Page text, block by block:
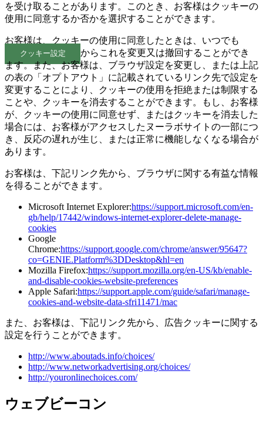
を受け取ることがあります。このとき、お客様はクッキーの
使用に同意するか否かを選択することができます。
お客様は、クッキーの使用に同意したときは、いつでも
クッキー設定
からこれを変更又は撤回することができ
ます。また、お客様は、ブラウザ設定を変更し、または上記
の表の「オプトアウト」に記載されているリンク先で設定を
変更することにより、クッキーの使用を拒絶または制限する
ことや、クッキーを消去することができます。もし、お客様
が、クッキーの使用に同意せず、またはクッキーを消去した
場合には、お客様がアクセスしたヌーラボサイトの一部につ
き、反応の遅れが生じ、または正常に機能しなくなる場合が
あります。
お客様は、下記リンク先から、ブラウザに関する有益な情報
を得ることができます。
Microsoft Internet Explorer:https://support.microsoft.com/en-
gb/help/17442/windows-internet-explorer-delete-manage-
cookies
Google
Chrome:https://support.google.com/chrome/answer/95647?
co=GENIE.Platform%3DDesktop&hl=en
Mozilla Firefox:https://support.mozilla.org/en-US/kb/enable-
and-disable-cookies-website-preferences
Apple Safari:https://support.apple.com/guide/safari/manage-
cookies-and-website-data-sfri11471/mac
また、お客様は、下記リンク先から、広告クッキーに関する
設定を行うことができます。
http://www.aboutads.info/choices/
http://www.networkadvertising.org/choices/
http://youronlinechoices.com/
ウェブビーコン